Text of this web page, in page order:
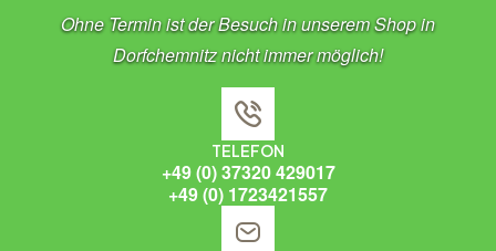
Ohne Termin ist der Besuch in unserem Shop in
Dorfchemnitz nicht immer möglich!
TELEFON
+49 (0) 37320 429017
+49 (0) 1723421557